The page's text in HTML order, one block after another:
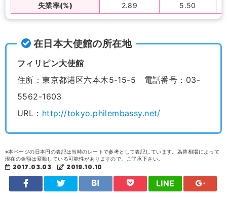
失業率(%)
2.89 5.50
在日本大使館の所在地
フィリピン大使館
住所：東京都港区六本木5-15-5 電話番号：03-
5562-1603
URL： http://tokyo.philembassy.net/
※本ページの日本円の表記は当時のレートで参考として表記しています。為替相場によって
現在の金額は変動している可能性がありますので、ご了承下さい。
2017.03.03 2019.10.10
LINE